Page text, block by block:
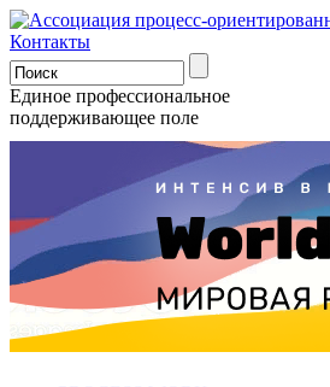
Контакты
Единое профессиональное
поддерживающее поле